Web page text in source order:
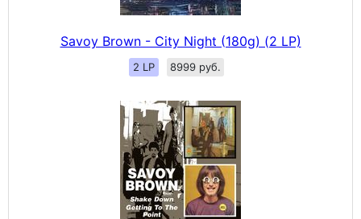
Savoy Brown - City Night (180g) (2 LP)
2 LP 8999 руб.